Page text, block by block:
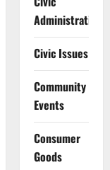
Administration
Civic Issues
Community
Events
Consumer
Goods